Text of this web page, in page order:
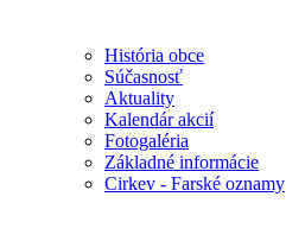
História obce
Súčasnosť
Aktuality
Kalendár akcií
Fotogaléria
Základné informácie
Cirkev - Farské oznamy